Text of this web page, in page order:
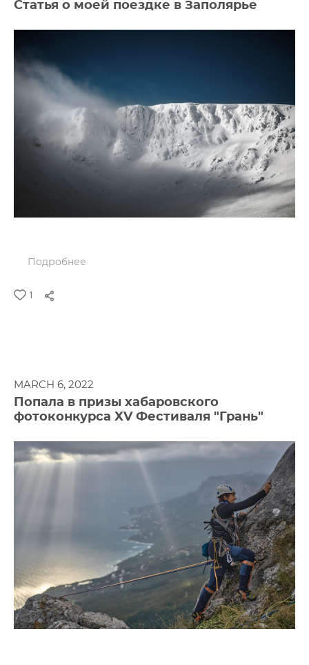
Статья о моей поездке в Заполярье
Подробнее
1
MARCH 6, 2022
Попала в призы хабаровского
фотоконкурса XV Фестиваля "Грань"